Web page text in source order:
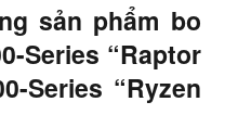
sản phẩm bo
Series “Raptor
Series “Ryzen